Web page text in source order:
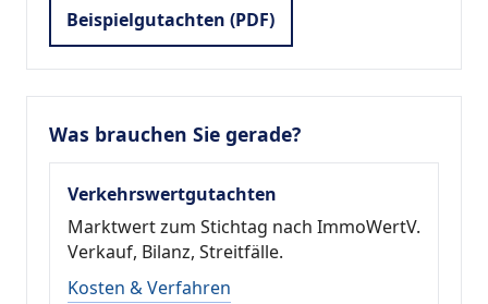
Beispielgutachten (PDF)
Was brauchen Sie gerade?
Verkehrswertgutachten
Marktwert zum Stichtag nach ImmoWertV.
Verkauf, Bilanz, Streitfälle.
Kosten & Verfahren